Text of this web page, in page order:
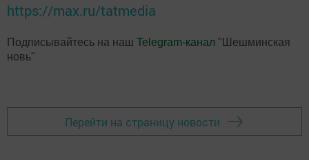
https://max.ru/tatmedia
Подписывайтесь на наш Telegram-канал "Шешминская
новь"
Перейти на страницу новости